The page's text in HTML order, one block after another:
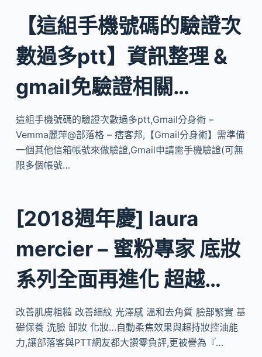
【這組手機號碼的驗證次
數過多ptt】資訊整理 &
gmail免驗證相關…
這組手機號碼的驗證次數過多ptt,Gmail分身術 –
Vemma麗萍@部落格 – 痞客邦,【Gmail分身術】需準備
一個其他信箱帳號來做驗證,Gmail申請需手機驗證(可無
限多個帳號…
[2018週年慶] laura
mercier – 蜜粉專家 底妝
系列全面再進化 超越…
改善肌膚粗糙 改善細紋 光澤感 溫和去角質 臉部緊實 基
礎保養 洗臉 卸妝 化妝…自動柔焦效果與超持妝控油能
力,讓部落客與PTT網友都大讚零負評,更被譽為『…